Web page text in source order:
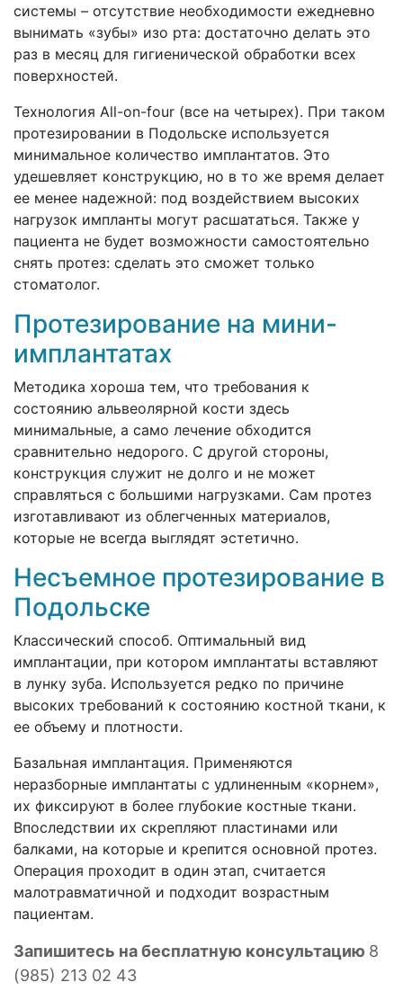
системы – отсутствие необходимости ежедневно
вынимать «зубы» изо рта: достаточно делать это
раз в месяц для гигиенической обработки всех
поверхностей.
Технология All-on-four (все на четырех). При таком
протезировании в Подольске используется
минимальное количество имплантатов. Это
удешевляет конструкцию, но в то же время делает
ее менее надежной: под воздействием высоких
нагрузок импланты могут расшататься. Также у
пациента не будет возможности самостоятельно
снять протез: сделать это сможет только
стоматолог.
Протезирование на мини-
имплантатах
Методика хороша тем, что требования к
состоянию альвеолярной кости здесь
минимальные, а само лечение обходится
сравнительно недорого. С другой стороны,
конструкция служит не долго и не может
справляться с большими нагрузками. Сам протез
изготавливают из облегченных материалов,
которые не всегда выглядят эстетично.
Несъемное протезирование в
Подольске
Классический способ. Оптимальный вид
имплантации, при котором имплантаты вставляют
в лунку зуба. Используется редко по причине
высоких требований к состоянию костной ткани, к
ее объему и плотности.
Базальная имплантация. Применяются
неразборные имплантаты с удлиненным «корнем»,
их фиксируют в более глубокие костные ткани.
Впоследствии их скрепляют пластинами или
балками, на которые и крепится основной протез.
Операция проходит в один этап, считается
малотравматичной и подходит возрастным
пациентам.
Запишитесь на бесплатную консультацию 8
(985) 213 02 43